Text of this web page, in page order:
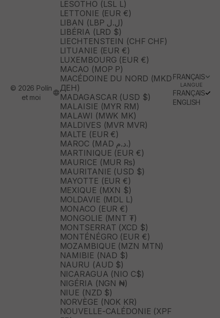
LESOTHO (LSL L)
LETTONIE (EUR €)
LIBAN (LBP ل.ل)
LIBÉRIA (LRD $)
LIECHTENSTEIN (CHF CHF)
LITUANIE (EUR €)
LUXEMBOURG (EUR €)
MACAO (MOP P)
MACÉDOINE DU NORD (MKD
ДЕН)
MADAGASCAR (USD $)
MALAISIE (MYR RM)
MALAWI (MWK MK)
MALDIVES (MVR MVR)
MALTE (EUR €)
MAROC (MAD د.م.)
MARTINIQUE (EUR €)
MAURICE (MUR ₨)
MAURITANIE (USD $)
MAYOTTE (EUR €)
MEXIQUE (MXN $)
MOLDAVIE (MDL L)
MONACO (EUR €)
MONGOLIE (MNT ₮)
MONTSERRAT (XCD $)
MONTÉNÉGRO (EUR €)
MOZAMBIQUE (MZN MTN)
NAMIBIE (NAD $)
NAURU (AUD $)
NICARAGUA (NIO C$)
NIGÉRIA (NGN ₦)
NIUE (NZD $)
NORVÈGE (NOK KR)
NOUVELLE-CALÉDONIE (XPF
FRANÇAIS
LANGUE
FRANÇAIS
ENGLISH
© 2026 Polín
et moi